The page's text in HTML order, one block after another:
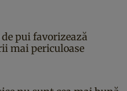
pui favorizează
mai periculoase